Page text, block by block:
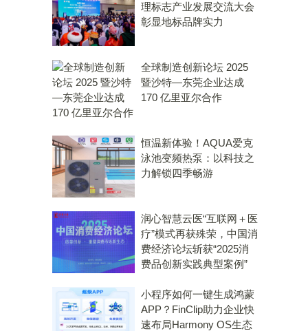
理标志产业发展交流大会
彰显地标品牌实力
全球制造创新论坛 2025
暨沙特—东莞企业达成
170 亿里亚尔合作
恒温新体验！AQUA爱克
泳池变频热泵：以科技之
力解锁四季畅游
润心智慧云医“互联网＋医
疗”模式再获殊荣，中国消
费经济论坛斩获“2025消
费品创新实践典型案例”
小程序如何一键生成鸿蒙
APP？FinClip助力企业快
速布局Harmony OS生态